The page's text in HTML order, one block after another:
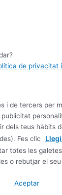
de privacitat
i de tercers per
dels teus hàbits
Fes clic
totes les
o rebutjar el
Aceptar